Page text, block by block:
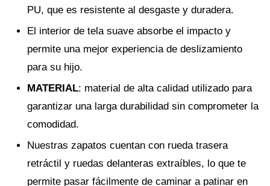
PU, que es resistente al desgaste y duradera.
El interior de tela suave absorbe el impacto y
permite una mejor experiencia de deslizamiento
para su hijo.
MATERIAL: material de alta calidad utilizado para
garantizar una larga durabilidad sin comprometer la
comodidad.
Nuestras zapatos cuentan con rueda trasera
retráctil y ruedas delanteras extraíbles, lo que te
permite pasar fácilmente de caminar a patinar en